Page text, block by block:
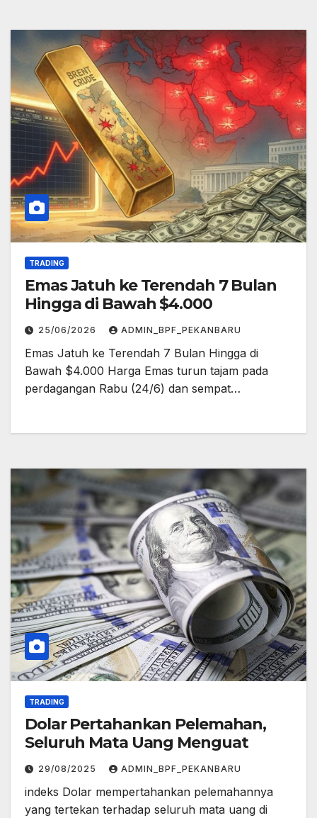
TRADING
Emas Jatuh ke Terendah 7 Bulan
Hingga di Bawah $4.000
25/06/2026 ADMIN_BPF_PEKANBARU
Emas Jatuh ke Terendah 7 Bulan Hingga di
Bawah $4.000 Harga Emas turun tajam pada
perdagangan Rabu (24/6) dan sempat…
TRADING
Dolar Pertahankan Pelemahan,
Seluruh Mata Uang Menguat
29/08/2025 ADMIN_BPF_PEKANBARU
indeks Dolar mempertahankan pelemahannya
yang tertekan terhadap seluruh mata uang di